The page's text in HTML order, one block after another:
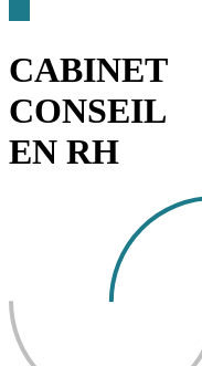
CABINET
CONSEIL
EN RH